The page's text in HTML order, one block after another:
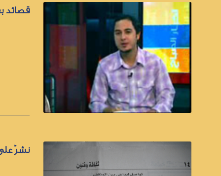
قصائد
نشرٌ